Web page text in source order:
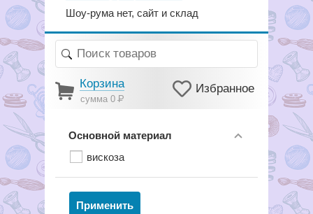
Шоу-рума нет, сайт и склад
Корзина
сумма 0Р
Избранное
Основной материал
вискоза